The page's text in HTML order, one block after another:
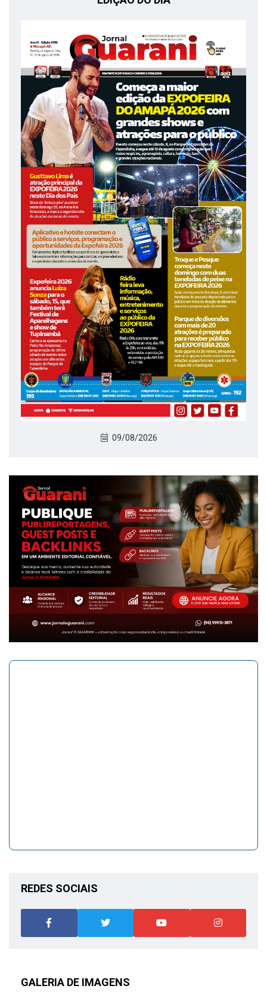
09/08/2026
REDES SOCIAIS
GALERIA DE IMAGENS